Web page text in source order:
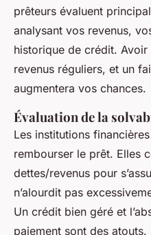
prêteurs évaluent
analysant vos revenus,
historique de crédit.
revenus réguliers, et un
augmentera vos chances.
Évaluation de la
Les institutions
rembourser le prêt. Elles
dettes/revenus pour
n’alourdit pas
Un crédit bien géré et
paiement sont des atouts.